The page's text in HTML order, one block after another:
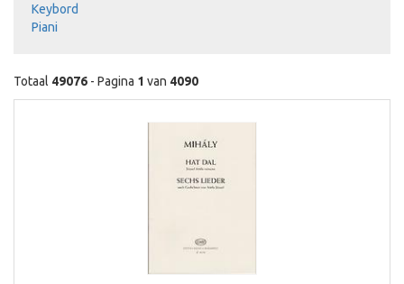
Keybord
Piani
Totaal 49076 - Pagina 1 van 4090